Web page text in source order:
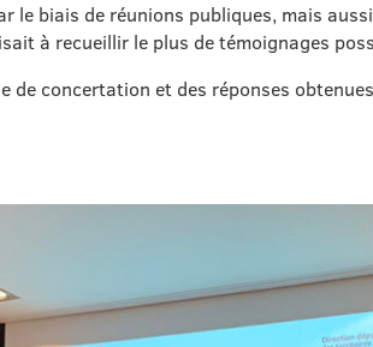
le biais de réunions publiques, mais
à recueillir le plus de témoignages
de concertation et des réponses